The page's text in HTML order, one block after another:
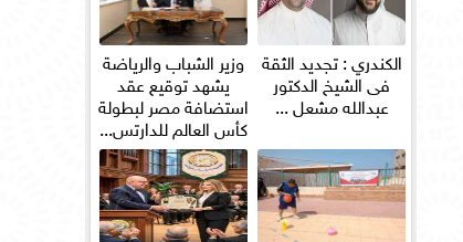
الكندري : تجديد الثقة
فى الشيخ الدكتور
عبدالله مشعل ...
وزير الشباب والرياضة
يشهد توقيع عقد
استضافة مصر لبطولة
كأس العالم للدارتس...